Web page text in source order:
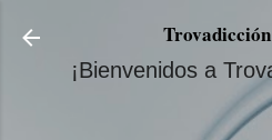
Ir al
¡Bienvenidos a